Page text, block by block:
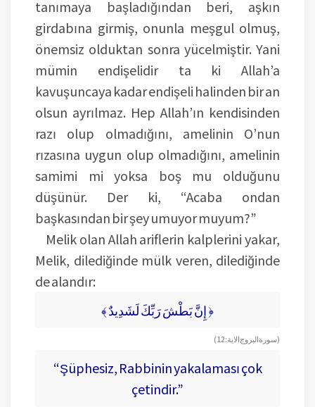
tanımaya başladığından beri, aşkın
girdabına girmiş, onunla meşgul olmuş,
önemsiz olduktan sonra yücelmiştir. Yani
mümin endişelidir ta ki Allah’a
kavuşuncaya kadar endişeli halinden bir an
olsun ayrılmaz. Hep Allah’ın kendisinden
razı olup olmadığını, amelinin O’nun
rızasına uygun olup olmadığını, amelinin
samimi mi yoksa boş mu olduğunu
düşünür. Der ki, “Acaba ondan
başkasından bir şey umuyor muyum?”
Melik olan Allah ariflerin kalplerini yakar,
Melik, dilediğinde mülk veren, dilediğinde
de alandır:
﴾ إِنَّ بَطْشَ رَبِّكَ لَشَدِيدٌ ﴿
(سورة البروج الاية: 12)
“Şüphesiz, Rabbinin yakalaması çok
çetindir.”